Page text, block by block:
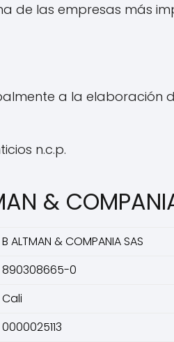
de las empresas más
a la
n.c.p.
&
B ALTMAN & COMPANIA SAS
890308665-0
Cali
0000025113